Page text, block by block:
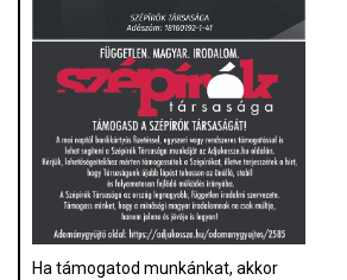
Ha támogatod munkánkat, akkor